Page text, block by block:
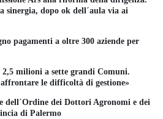
sinergia, dopo ok dell´aula via ai
pagamenti a oltre 300 aziende per
2,5 milioni a sette grandi Comuni.
le difficoltà di gestione»
dell´Ordine dei Dottori Agronomi e dei
di Palermo